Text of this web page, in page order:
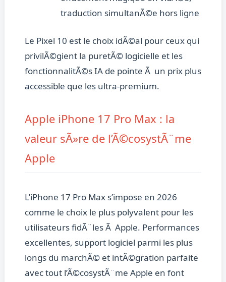
traduction simultanÃ©e hors ligne
Le Pixel 10 est le choix idÃ©al pour ceux qui
privilÃ©gient la puretÃ© logicielle et les
fonctionnalitÃ©s IA de pointe Ã un prix plus
accessible que les ultra-premium.
Apple iPhone 17 Pro Max : la
valeur sÃ»re de l’Ã©cosystÃ¨me
Apple
L’iPhone 17 Pro Max s’impose en 2026
comme le choix le plus polyvalent pour les
utilisateurs fidÃ¨les Ã Apple. Performances
excellentes, support logiciel parmi les plus
longs du marchÃ© et intÃ©gration parfaite
avec tout l’Ã©cosystÃ¨me Apple en font